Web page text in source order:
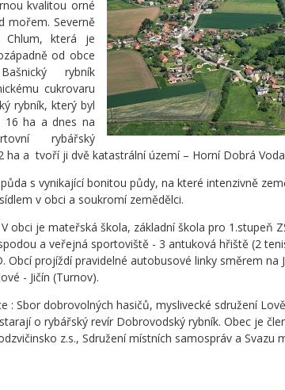
kvalitou orné
mořem. Severně
Chlum, která je
od obce
rybník
cukrovaru
rybník, který byl
16 ha a dnes na
rybářský
a tvoří ji dvě katastrální území – Horní Dobrá
s vynikající bonitou půdy, na které intenzivně
v obci a soukromí zemědělci.
V obci je mateřská škola, základní škola pro 1.stupeň
a veřejná sportoviště - 3 antuková hřiště (2
projíždí pravidelné autobusové linky směrem na
- Jičín (Turnov).
: Sbor dobrovolných hasičů, myslivecké sdružení
o rybářský revír Dobrovodský rybník. Obec je
z.s., Sdružení místních samospráv a Svazu